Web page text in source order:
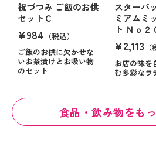
祝づつみ ご飯のお供
セットＣ
¥984 （税込）
ご飯のお供に欠かせな
いお茶漬けとお吸い物
のセット
スターバ
ミアムミ
ト Ｎｏ２
¥2,113
お店の味を
む多彩なラ
食品・飲み物をも